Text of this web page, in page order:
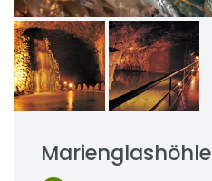
Marienglashöhle